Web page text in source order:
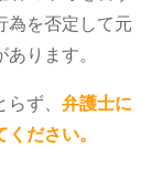
為を否定して元
ります。
ず、 弁護士に
ださい。